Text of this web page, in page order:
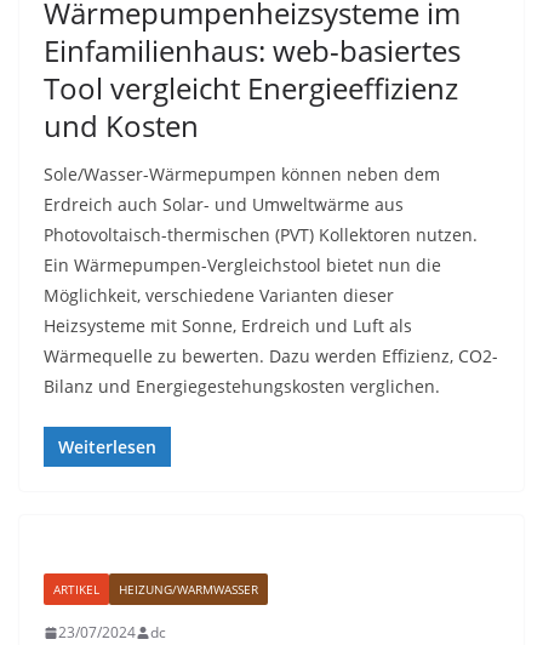
Wärmepumpenheizsysteme im
Einfamilienhaus: web-basiertes
Tool vergleicht Energieeffizienz
und Kosten
Sole/Wasser-Wärmepumpen können neben dem
Erdreich auch Solar- und Umweltwärme aus
Photovoltaisch-thermischen (PVT) Kollektoren nutzen.
Ein Wärmepumpen-Vergleichstool bietet nun die
Möglichkeit, verschiedene Varianten dieser
Heizsysteme mit Sonne, Erdreich und Luft als
Wärmequelle zu bewerten. Dazu werden Effizienz, CO2-
Bilanz und Energiegestehungskosten verglichen.
Weiterlesen
ARTIKEL HEIZUNG/WARMWASSER
23/07/2024 dc